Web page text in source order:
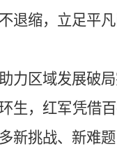
退缩，立足平
力区域发展破局
生，红军凭借
新挑战、新难